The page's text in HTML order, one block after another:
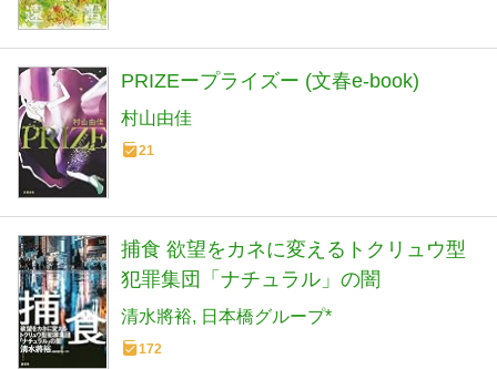
PRIZEープライズー (文春e-book)
村山由佳
21
捕食 欲望をカネに変えるトクリュウ型
犯罪集団「ナチュラル」の闇
清水將裕 日本橋グループ*
172